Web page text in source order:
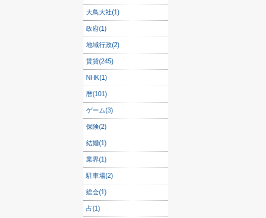
大鳥大社(1)
政府(1)
地域行政(2)
賃貸(245)
NHK(1)
暦(101)
ゲーム(3)
保険(2)
結婚(1)
業界(1)
駐車場(2)
総会(1)
占(1)